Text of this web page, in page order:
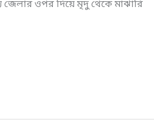
জেলার ওপর দিয়ে মৃদু থেকে মাঝারি